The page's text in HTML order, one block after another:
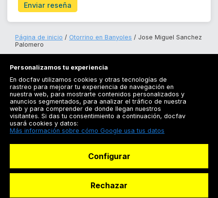
Enviar reseña
Página de inicio Otorrino en Banyoles
Jose Miguel Sanchez
Palomero
Registrarse
Docfav
Personalizamos tu experiencia
En docfav utilizamos cookies y otras tecnologías de
rastreo para mejorar tu experiencia de navegación en
nuestra web, para mostrarte contenidos personalizados y
anuncios segmentados, para analizar el tráfico de nuestra
web y para comprender de donde llegan nuestros
visitantes. Si das tu consentimiento a continuación, docfav
usará cookies y datos:
Más información sobre cómo Google usa tus datos
Configurar
Rechazar